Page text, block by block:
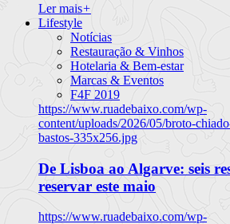
Ler mais+
Lifestyle
Notícias
Restauração & Vinhos
Hotelaria & Bem-estar
Marcas & Eventos
F4F 2019
https://www.ruadebaixo.com/wp-
content/uploads/2026/05/broto-
bastos-335x256.jpg
De Lisboa ao Algarve: seis
reservar este maio
https://www.ruadebaixo.com/wp-